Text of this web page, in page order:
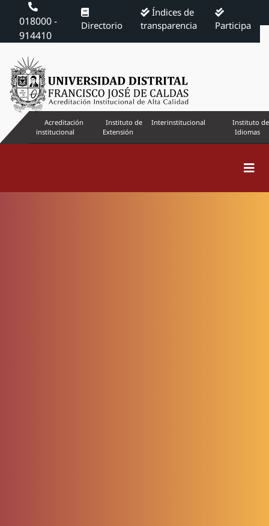
018000 -
914410
Directorio
Índices de
transparencia
Participa
Acreditación
institucional
Instituto de
Extensión
Interinstitucional
Instituto de
Idiomas